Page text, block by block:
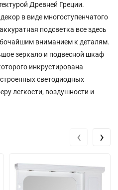
Древней Греции.
в виде многоступенчатого
подсветка все здесь
вниманием к деталям.
зеркало и подвесной шкаф
инкрустирована
светодиодных
легкости, воздушности и
‹ ›